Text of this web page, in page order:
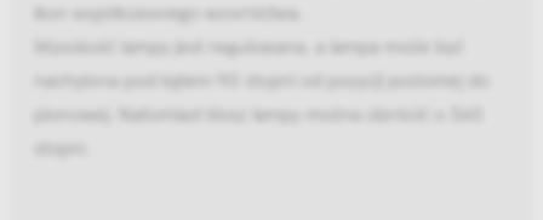
ikon współczesnego wzornictwa.
Wysokość lampy jest regulowana, a lampa może być
nachylona pod kątem 90 stopni od pozycji poziomej do
pionowej. Natomiast klosz lampy można obrócić o 360
stopni.